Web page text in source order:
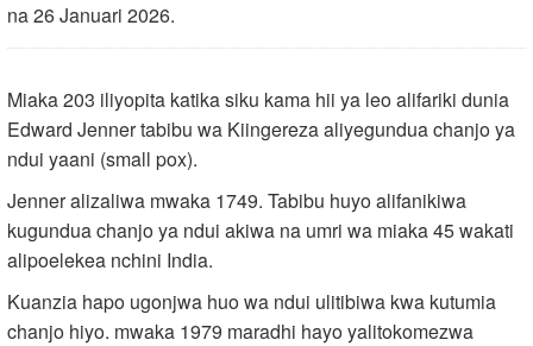
na 26 Januari 2026.
Miaka 203 iliyopita katika siku kama hii ya leo alifariki dunia
Edward Jenner tabibu wa Kiingereza aliyegundua chanjo ya
ndui yaani (small pox).
Jenner alizaliwa mwaka 1749. Tabibu huyo alifanikiwa
kugundua chanjo ya ndui akiwa na umri wa miaka 45 wakati
alipoelekea nchini India.
Kuanzia hapo ugonjwa huo wa ndui ulitibiwa kwa kutumia
chanjo hiyo. mwaka 1979 maradhi hayo yalitokomezwa